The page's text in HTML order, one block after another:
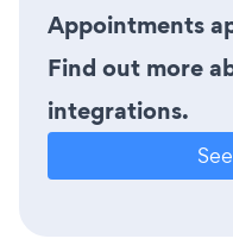
Appointments
Find out more
integrations.